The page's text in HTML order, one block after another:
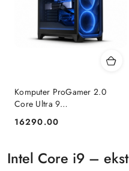
Komputer ProGamer 2.0
Core Ultra 9
285K/64GB/2TB/RTX
5080/W11
Cena:
16290.00
Intel Core i9 –